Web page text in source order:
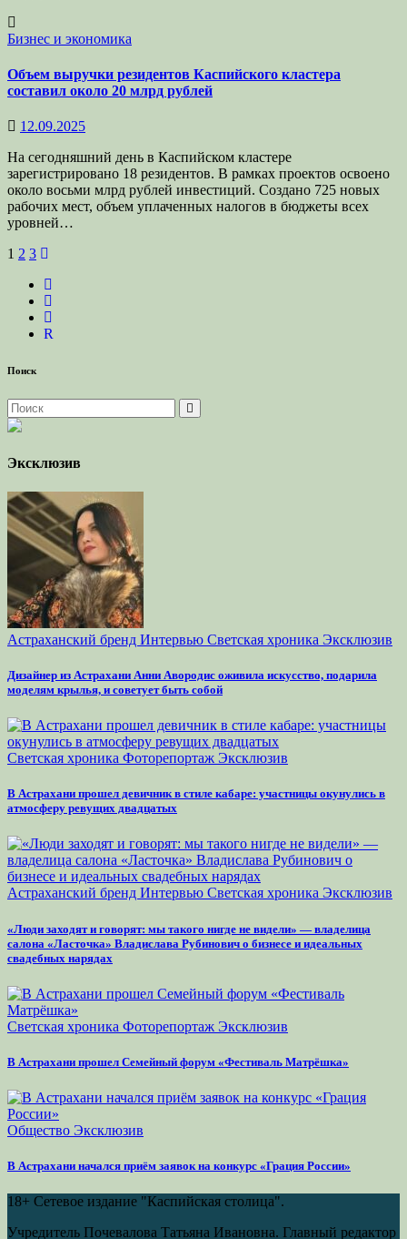
Бизнес и экономика
Объем выручки резидентов Каспийского кластера
составил около 20 млрд рублей
12.09.2025
На сегодняшний день в Каспийском кластере
зарегистрировано 18 резидентов. В рамках проектов освоено
около восьми млрд рублей инвестиций. Создано 725 новых
рабочих мест, объем уплаченных налогов в бюджеты всех
уровней…
Пагинация
записей
1 2 3
R
Поиск
Эксклюзив
Астраханский бренд Интервью Светская хроника Эксклюзив
Дизайнер из Астрахани Анни Авородис оживила искусство, подарила
моделям крылья, и советует быть собой
Светская хроника Фоторепортаж Эксклюзив
В Астрахани прошел девичник в стиле кабаре: участницы окунулись в
атмосферу ревущих двадцатых
Астраханский бренд Интервью Светская хроника Эксклюзив
«Люди заходят и говорят: мы такого нигде не видели» — владелица
салона «Ласточка» Владислава Рубинович о бизнесе и идеальных
свадебных нарядах
Светская хроника Фоторепортаж Эксклюзив
В Астрахани прошел Семейный форум «Фестиваль Матрёшка»
Общество Эксклюзив
В Астрахани начался приём заявок на конкурс «Грация России»
18+ Сетевое издание "Каспийская столица".
Учредитель Почевалова Татьяна Ивановна. Главный редактор